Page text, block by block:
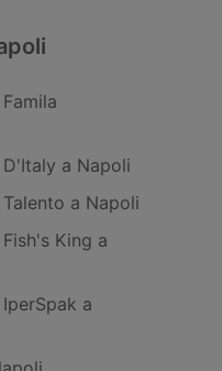
a Napoli
a Napoli
King a
a